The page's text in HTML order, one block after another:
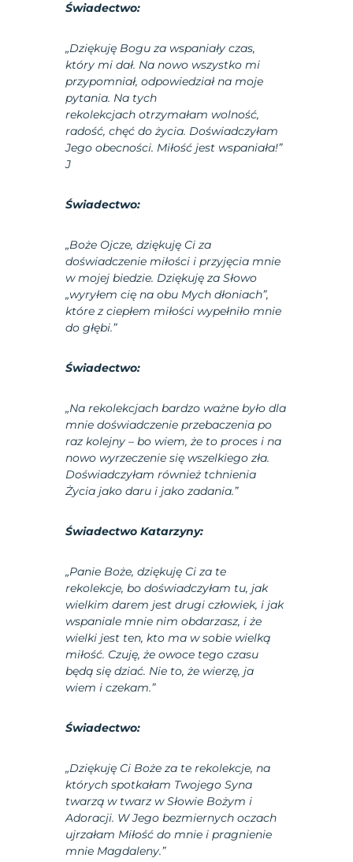
Świadectwo:
„Dziękuję Bogu za wspaniały czas,
który mi dał. Na nowo wszystko mi
przypomniał, odpowiedział na moje
pytania. Na tych
rekolekcjach otrzymałam wolność,
radość, chęć do życia. Doświadczyłam
Jego obecności. Miłość jest wspaniała!”
J
Świadectwo:
„Boże Ojcze, dziękuję Ci za
doświadczenie miłości i przyjęcia mnie
w mojej biedzie. Dziękuję za Słowo
„wyryłem cię na obu Mych dłoniach”,
które z ciepłem miłości wypełniło mnie
do głębi.”
Świadectwo:
„Na rekolekcjach bardzo ważne było dla
mnie doświadczenie przebaczenia po
raz kolejny – bo wiem, że to proces i na
nowo wyrzeczenie się wszelkiego zła.
Doświadczyłam również tchnienia
Życia jako daru i jako zadania.”
Świadectwo Katarzyny:
„Panie Boże, dziękuję Ci za te
rekolekcje, bo doświadczyłam tu, jak
wielkim darem jest drugi człowiek, i jak
wspaniale mnie nim obdarzasz, i że
wielki jest ten, kto ma w sobie wielką
miłość. Czuję, że owoce tego czasu
będą się dziać. Nie to, że wierzę, ja
wiem i czekam.”
Świadectwo:
„Dziękuję Ci Boże za te rekolekcje, na
których spotkałam Twojego Syna
twarzą w twarz w Słowie Bożym i
Adoracji. W Jego bezmiernych oczach
ujrzałam Miłość do mnie i pragnienie
mnie Magdaleny.”